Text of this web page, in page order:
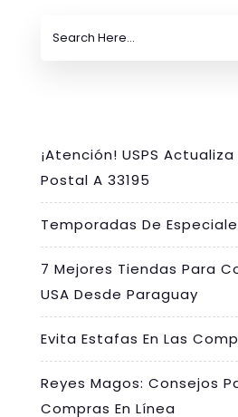
¡Atención! USPS
Postal A 33195
Temporadas De Especiales
7 Mejores Tiendas Para
USA Desde Paraguay
Evita Estafas En Las
Reyes Magos: Consejos
Compras En Línea